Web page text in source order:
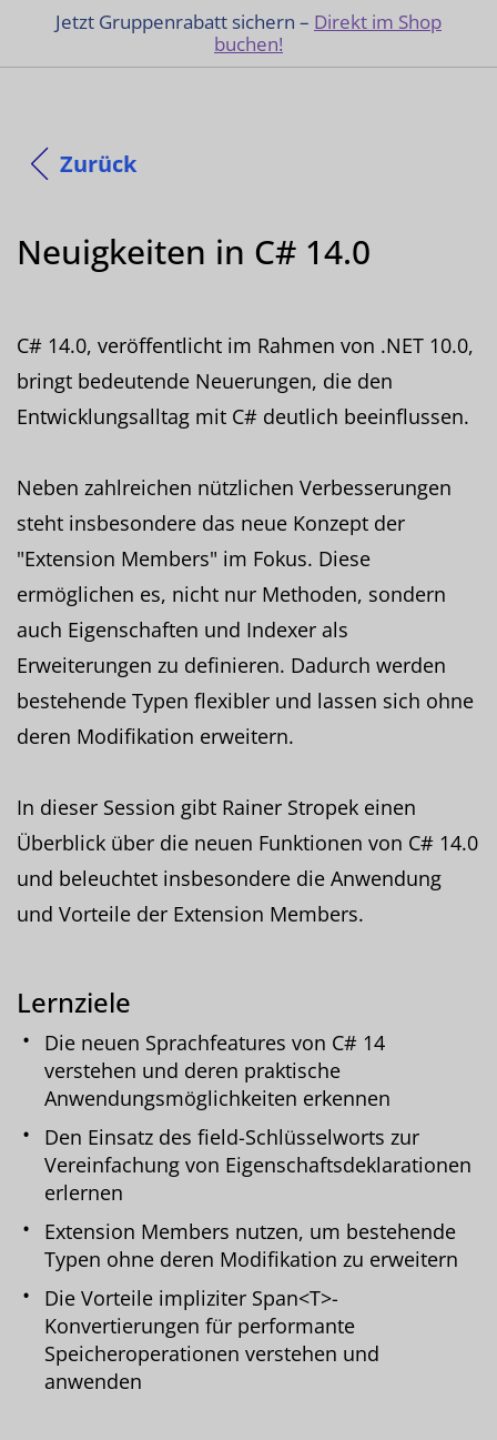
Jetzt Gruppenrabatt sichern – Direkt im Shop
buchen!
Zurück
Neuigkeiten in C# 14.0
C# 14.0, veröffentlicht im Rahmen von .NET 10.0,
bringt bedeutende Neuerungen, die den
Entwicklungsalltag mit C# deutlich beeinflussen.
Neben zahlreichen nützlichen Verbesserungen
steht insbesondere das neue Konzept der
"Extension Members" im Fokus. Diese
ermöglichen es, nicht nur Methoden, sondern
auch Eigenschaften und Indexer als
Erweiterungen zu definieren. Dadurch werden
bestehende Typen flexibler und lassen sich ohne
deren Modifikation erweitern.
In dieser Session gibt Rainer Stropek einen
Überblick über die neuen Funktionen von C# 14.0
und beleuchtet insbesondere die Anwendung
und Vorteile der Extension Members.
Lernziele
Die neuen Sprachfeatures von C# 14
verstehen und deren praktische
Anwendungsmöglichkeiten erkennen
Den Einsatz des field-Schlüsselworts zur
Vereinfachung von Eigenschaftsdeklarationen
erlernen
Extension Members nutzen, um bestehende
Typen ohne deren Modifikation zu erweitern
Die Vorteile impliziter Span<T>-
Konvertierungen für performante
Speicheroperationen verstehen und
anwenden